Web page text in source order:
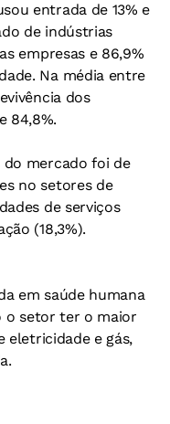
entrada de 13% e
de indústrias
empresas e 86,9%
Na média entre
dos
84,8%.
do mercado foi de
no setores de
de serviços
(18,3%).
em saúde humana
o setor ter o maior
eletricidade e gás,